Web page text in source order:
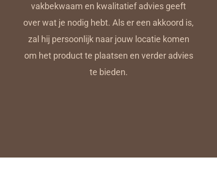
vakbekwaam en kwalitatief advies geeft
over wat je nodig hebt. Als er een akkoord is,
zal hij persoonlijk naar jouw locatie komen
om het product te plaatsen en verder advies
te bieden.